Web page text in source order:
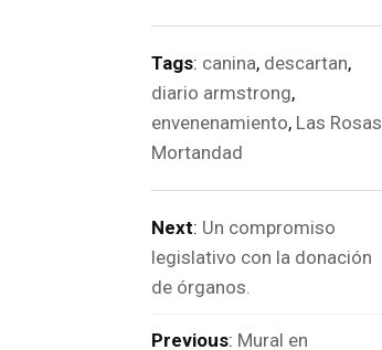
Tags: canina, descartan,
diario armstrong,
envenenamiento, Las Rosas
Mortandad
Next: Un compromiso
legislativo con la donación
de órganos.
Previous: Mural en